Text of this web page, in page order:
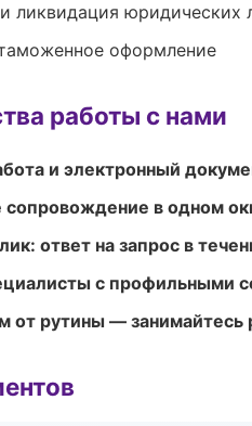
ликвидация юридических
оформление
работы с нами
и электронный
сопровождение в одном
ответ на запрос в
с профильными
от рутины — занимайтесь